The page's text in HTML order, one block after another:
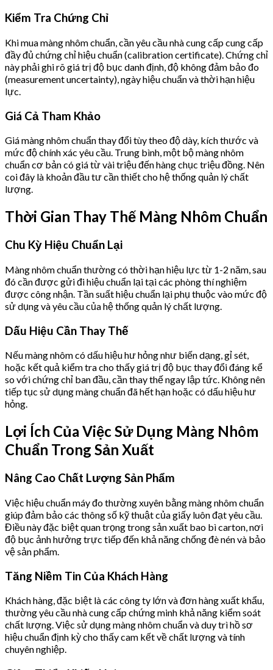
Kiểm Tra Chứng Chỉ
Khi mua màng nhôm chuẩn, cần yêu cầu nhà cung cấp cung cấp
đầy đủ chứng chỉ hiệu chuẩn (calibration certificate). Chứng chỉ
này phải ghi rõ giá trị độ bục danh định, độ không đảm bảo đo
(measurement uncertainty), ngày hiệu chuẩn và thời hạn hiệu
lực.
Giá Cả Tham Khảo
Giá màng nhôm chuẩn thay đổi tùy theo độ dày, kích thước và
mức độ chính xác yêu cầu. Trung bình, một bộ màng nhôm
chuẩn cơ bản có giá từ vài triệu đến hàng chục triệu đồng. Nên
coi đây là khoản đầu tư cần thiết cho hệ thống quản lý chất
lượng.
Thời Gian Thay Thế Màng Nhôm Chuẩn
Chu Kỳ Hiệu Chuẩn Lại
Màng nhôm chuẩn thường có thời hạn hiệu lực từ 1-2 năm, sau
đó cần được gửi đi hiệu chuẩn lại tại các phòng thí nghiệm
được công nhận. Tần suất hiệu chuẩn lại phụ thuộc vào mức độ
sử dụng và yêu cầu của hệ thống quản lý chất lượng.
Dấu Hiệu Cần Thay Thế
Nếu màng nhôm có dấu hiệu hư hỏng như biến dạng, gỉ sét,
hoặc kết quả kiểm tra cho thấy giá trị độ bục thay đổi đáng kể
so với chứng chỉ ban đầu, cần thay thế ngay lập tức. Không nên
tiếp tục sử dụng màng chuẩn đã hết hạn hoặc có dấu hiệu hư
hỏng.
Lợi Ích Của Việc Sử Dụng Màng Nhôm
Chuẩn Trong Sản Xuất
Nâng Cao Chất Lượng Sản Phẩm
Việc hiệu chuẩn máy đo thường xuyên bằng màng nhôm chuẩn
giúp đảm bảo các thông số kỹ thuật của giấy luôn đạt yêu cầu.
Điều này đặc biệt quan trọng trong sản xuất bao bì carton, nơi
độ bục ảnh hưởng trực tiếp đến khả năng chống đè nén và bảo
vệ sản phẩm.
Tăng Niềm Tin Của Khách Hàng
Khách hàng, đặc biệt là các công ty lớn và đơn hàng xuất khẩu,
thường yêu cầu nhà cung cấp chứng minh khả năng kiểm soát
chất lượng. Việc sử dụng màng nhôm chuẩn và duy trì hồ sơ
hiệu chuẩn định kỳ cho thấy cam kết về chất lượng và tính
chuyên nghiệp.